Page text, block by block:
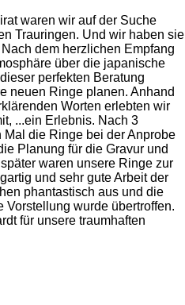
waren wir auf der Suche
Trauringen. Und wir haben sie
dem herzlichen Empfang
über die japanische
perfekten Beratung
neuen Ringe planen. Anhand
Worten erlebten wir
...ein Erlebnis. Nach 3
die Ringe bei der Anprobe
Planung für die Gravur und
waren unsere Ringe zur
und sehr gute Arbeit der
phantastisch aus und die
Vorstellung wurde übertroffen.
für unsere traumhaften